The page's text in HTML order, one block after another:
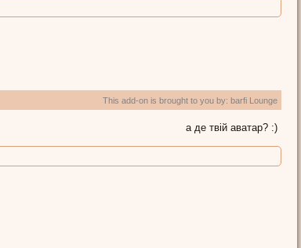
This add-on is brought to you by: barfi Lounge
а де твій аватар? :)